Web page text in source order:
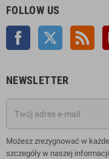
FOLLOW US
Facebook Twitter Rss
NEWSLETTER
Możesz zrezygnować w
szczegóły w naszej